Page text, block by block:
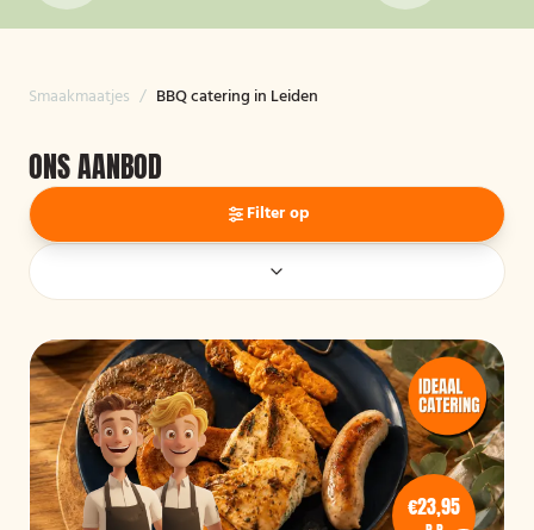
Smaakmaatjes / BBQ catering in Leiden
ONS AANBOD
Filter op
€23,95